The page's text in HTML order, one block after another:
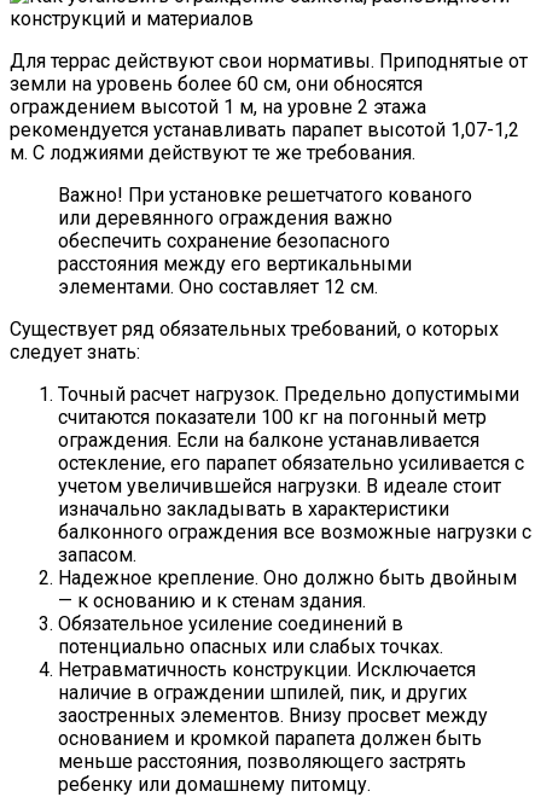
Для террас действуют свои нормативы. Приподнятые от
земли на уровень более 60 см, они обносятся
ограждением высотой 1 м, на уровне 2 этажа
рекомендуется устанавливать парапет высотой 1,07-1,2
м. С лоджиями действуют те же требования.
Важно! При установке решетчатого кованого
или деревянного ограждения важно
обеспечить сохранение безопасного
расстояния между его вертикальными
элементами. Оно составляет 12 см.
Существует ряд обязательных требований, о которых
следует знать:
Точный расчет нагрузок. Предельно допустимыми
считаются показатели 100 кг на погонный метр
ограждения. Если на балконе устанавливается
остекление, его парапет обязательно усиливается с
учетом увеличившейся нагрузки. В идеале стоит
изначально закладывать в характеристики
балконного ограждения все возможные нагрузки с
запасом.
Надежное крепление. Оно должно быть двойным
— к основанию и к стенам здания.
Обязательное усиление соединений в
потенциально опасных или слабых точках.
Нетравматичность конструкции. Исключается
наличие в ограждении шпилей, пик, и других
заостренных элементов. Внизу просвет между
основанием и кромкой парапета должен быть
меньше расстояния, позволяющего застрять
ребенку или домашнему питомцу.